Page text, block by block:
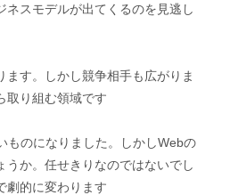
ネスモデルが出てくるのを見逃し
す。しかし競争相手も広がりま
取り組む領域です
ものになりました。しかしWebの
うか。任せきりなのではないでし
劇的に変わります